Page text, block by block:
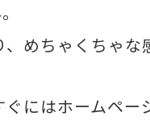
めちゃくちゃな
にはホームペー